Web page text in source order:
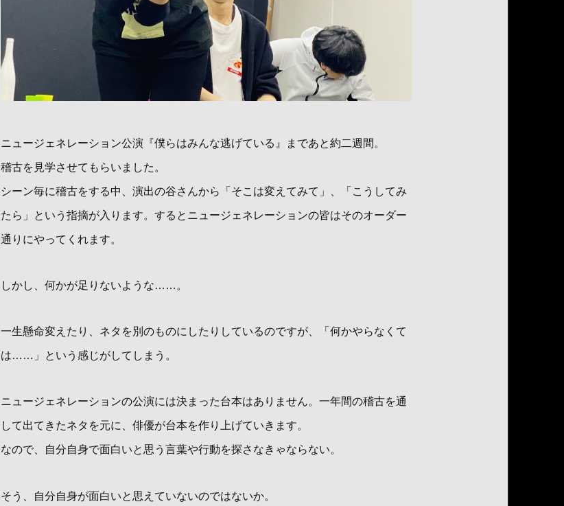
ニュージェネレーション公演『僕らはみんな逃げている』まであと約二週間。
稽古を見学させてもらいました。
シーン毎に稽古をする中、演出の谷さんから「そこは変えてみて」、「こうしてみ
たら」という指摘が入ります。するとニュージェネレーションの皆はそのオーダー
通りにやってくれます。
しかし、何かが足りないような……。
一生懸命変えたり、ネタを別のものにしたりしているのですが、「何かやらなくて
は……」という感じがしてしまう。
ニュージェネレーションの公演には決まった台本はありません。一年間の稽古を通
して出てきたネタを元に、俳優が台本を作り上げていきます。
なので、自分自身で面白いと思う言葉や行動を探さなきゃならない。
そう、自分自身が面白いと思えていないのではないか。